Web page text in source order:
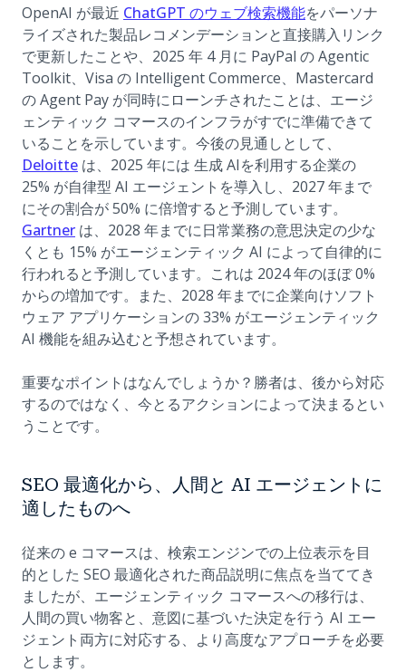
OpenAI が最近 ChatGPT のウェブ検索機能(opens in a
をパーソナ
ライズされた製品レコメンデーションと直接購入リンク
で更新したことや、2025 年 4 月に PayPal の Agentic
Toolkit、Visa の Intelligent Commerce、Mastercard
の Agent Pay が同時にローンチされたことは、エージ
ェンティック コマースのインフラがすでに準備できて
いることを示しています。今後の見通しとして、
Deloitte(opens in a new tab)
は、2025 年には 生成 AIを利用する企業の
25% が自律型 AI エージェントを導入し、2027 年まで
にその割合が 50% に倍増すると予測しています。
Gartner(opens in a new tab)
は、2028 年までに日常業務の意思決定の少な
くとも 15% がエージェンティック AI によって自律的に
行われると予測しています。これは 2024 年のほぼ 0%
からの増加です。また、2028 年までに企業向けソフト
ウェア アプリケーションの 33% がエージェンティック
AI 機能を組み込むと予想されています。
重要なポイントはなんでしょうか？勝者は、後から対応
するのではなく、今とるアクションによって決まるとい
うことです。
SEO 最適化から、人間と AI エージェントに
適したものへ
従来の e コマースは、検索エンジンでの上位表示を目
的とした SEO 最適化された商品説明に焦点を当ててき
ましたが、エージェンティック コマースへの移行は、
人間の買い物客と、意図に基づいた決定を行う AI エー
ジェント両方に対応する、より高度なアプローチを必要
とします。